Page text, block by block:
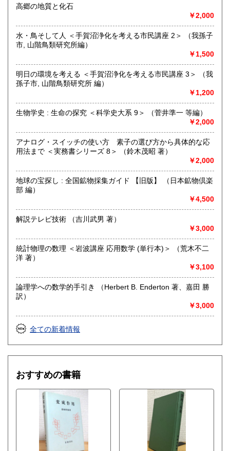
沖縄県
※販売書籍につきまして【お電話でのお問い合わせ】は、現
(お電話折返しでのご対応となります)
沿線名：JR中央線・総武線・東京メトロ丸ノ内線
営業時間：【事務所営業・通信販売専門 (ご来店不可)】
9:00〜17:00 ※買取・仕入れ等で不在の場合がございます
定休日：水曜日・日曜日・年末年始
書籍の買取について
自然科学等の学術書・専門書・その他資料買取り致します。
電話・FAX・メール等でお気軽にご相談下さいませ。
出張買取・配送料着払い(当店の支払い)で送って頂くことも
可能でございます。
取り扱い分野
自然科学】
高郷の地質と化石
￥2,000
水・鳥そして人 ＜手賀沼浄化を考える市民講座 2＞ （我孫子
市, 山階鳥類研究所編）
￥1,500
明日の環境を考える ＜手賀沼浄化を考える市民講座 3＞ （我
孫子市, 山階鳥類研究所 編）
￥1,200
生物学史 : 生命の探究 ＜科学史大系 9＞ （菅井準一 等編）
￥2,000
アナログ・スイッチの使い方 素子の選び方から具体的な応
用法まで ＜実務書シリーズ 8＞ （鈴木茂昭 著）
￥2,000
地球の宝探し : 全国鉱物採集ガイド 【旧版】 （日本鉱物倶楽
部 編）
￥4,500
解説テレビ技術 （吉川武男 著）
￥3,000
統計物理の数理 ＜岩波講座 応用数学 (単行本)＞ （荒木不二
洋 著）
￥3,100
論理学への数学的手引き （Herbert B. Enderton 著、嘉田 勝
訳）
￥3,000
全ての新着情報
おすすめの書籍